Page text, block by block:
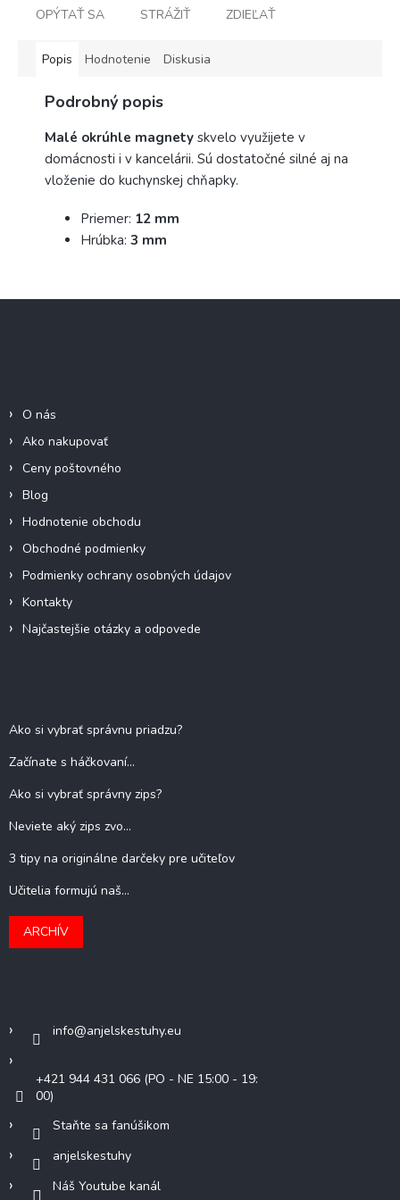
OPÝTAŤ SA STRÁŽIŤ ZDIEĽAŤ
Popis Hodnotenie Diskusia
Podrobný popis
Malé okrúhle magnety skvelo využijete v
domácnosti i v kancelárii. Sú dostatočné silné aj na
vloženie do kuchynskej chňapky.
Priemer: 12 mm
Hrúbka: 3 mm
O nás
Ako nakupovať
Ceny poštovného
Blog
Hodnotenie obchodu
Obchodné podmienky
Podmienky ochrany osobných údajov
Kontakty
Najčastejšie otázky a odpovede
Ako si vybrať správnu priadzu?
Začínate s háčkovaní...
Ako si vybrať správny zips?
Neviete aký zips zvo...
3 tipy na originálne darčeky pre učiteľov
Učitelia formujú naš...
ARCHÍV
info@anjelskestuhy.eu
+421 944 431 066 (PO - NE 15:00 - 19:
00)
Staňte sa fanúšikom
anjelskestuhy
Náš Youtube kanál